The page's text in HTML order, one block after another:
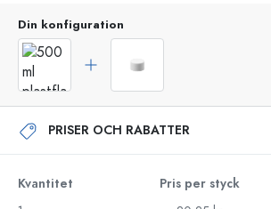
Din konfiguration
PRISER OCH RABATTER
Kvantitet Pris per styck